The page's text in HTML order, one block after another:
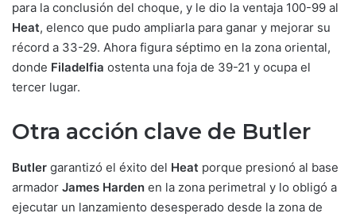
para la conclusión del choque, y le dio la ventaja 100-99 al
Heat, elenco que pudo ampliarla para ganar y mejorar su
récord a 33-29. Ahora figura séptimo en la zona oriental,
donde Filadelfia ostenta una foja de 39-21 y ocupa el
tercer lugar.
Otra acción clave de Butler
Butler garantizó el éxito del Heat porque presionó al base
armador James Harden en la zona perimetral y lo obligó a
ejecutar un lanzamiento desesperado desde la zona de